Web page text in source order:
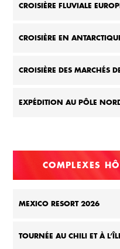
CROISIÈRE FLUVIALE
CROISIÈRE EN
CROISIÈRE DES MARCHÉS
EXPÉDITION AU PÔLE
COMPLEXES
MEXICO RESORT 2026
TOURNÉE AU CHILI ET À